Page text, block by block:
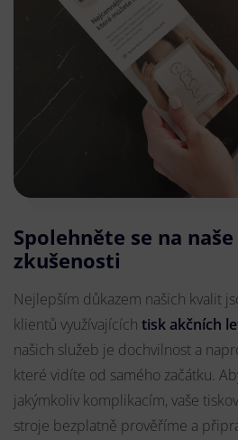
Spolehněte se na
zkušenosti
Nejlepším důkazem našich kvalit
klientů využívajících tisk akčních
našich služeb je dochvilnost a
které vidíte od samého začátku.
jakýmkoliv komplikacím, vaše
stroje bezplatně prověříme a